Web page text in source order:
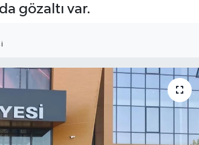
gözaltı var.